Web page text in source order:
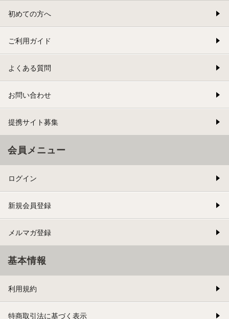
初めての方へ
ご利用ガイド
よくある質問
お問い合わせ
提携サイト募集
会員メニュー
ログイン
新規会員登録
メルマガ登録
基本情報
利用規約
特商取引法に基づく表示